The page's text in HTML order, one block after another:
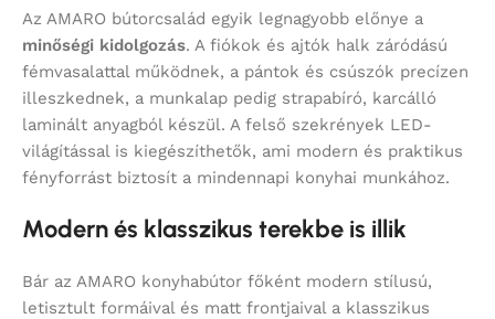
Az AMARO bútorcsalád egyik legnagyobb előnye a
minőségi kidolgozás. A fiókok és ajtók halk záródású
fémvasalattal működnek, a pántok és csúszók precízen
illeszkednek, a munkalap pedig strapabíró, karcálló
laminált anyagból készül. A felső szekrények LED-
világítással is kiegészíthetők, ami modern és praktikus
fényforrást biztosít a mindennapi konyhai munkához.
Modern és klasszikus terekbe is illik
Bár az AMARO konyhabútor főként modern stílusú,
letisztult formáival és matt frontjaival a klasszikus